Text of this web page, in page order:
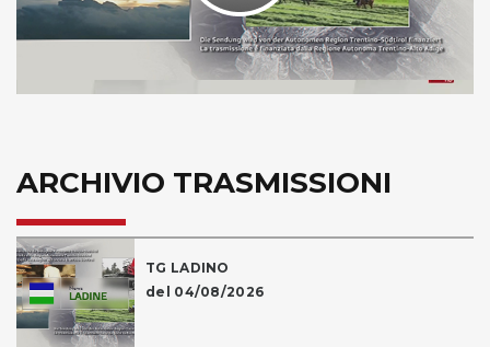
ARCHIVIO TRASMISSIONI
TG LADINO
del 04/08/2026